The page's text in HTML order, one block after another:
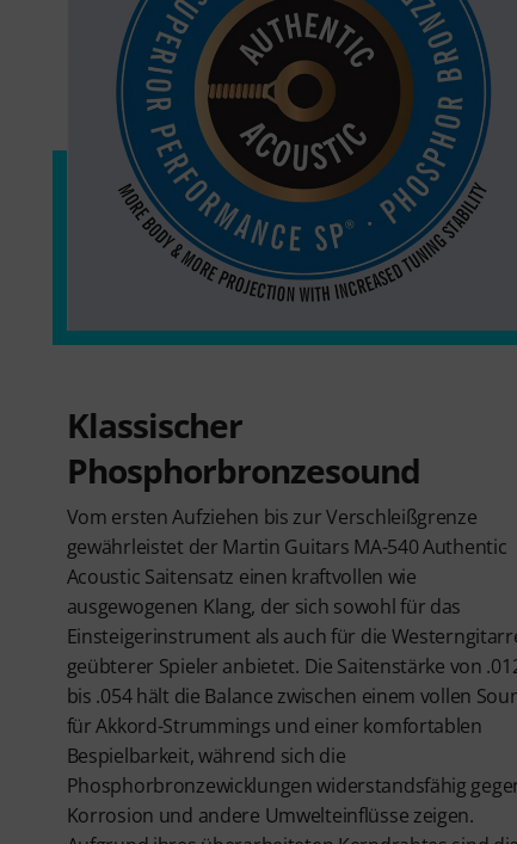
Klassischer
Phosphorbronzesound
Vom ersten Aufziehen bis zur Verschleißgrenze
gewährleistet der Martin Guitars MA-540 Authentic
Acoustic Saitensatz einen kraftvollen wie
ausgewogenen Klang, der sich sowohl für das
Einsteigerinstrument als auch für die
geübterer Spieler anbietet. Die Saitenstärke von
bis .054 hält die Balance zwischen einem vollen
für Akkord-Strummings und einer komfortablen
Bespielbarkeit, während sich die
Phosphorbronzewicklungen widerstandsfähig
Korrosion und andere Umwelteinflüsse zeigen.